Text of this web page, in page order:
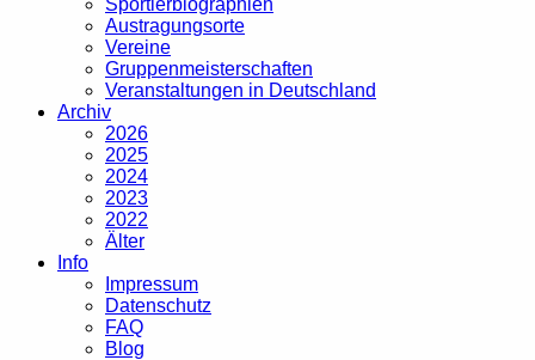
Sportlerbiographien
Austragungsorte
Vereine
Gruppenmeisterschaften
Veranstaltungen in Deutschland
Archiv
2026
2025
2024
2023
2022
Älter
Info
Impressum
Datenschutz
FAQ
Blog